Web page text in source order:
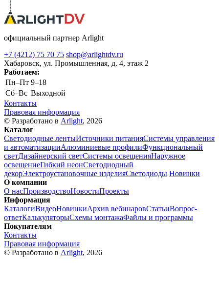
официальный партнер Arlight
+7 (4212) 75 70 75 shop@arlightdv.ru
Хабаровск, ул. Промышленная, д. 4, этаж 2
Работаем:
Пн–Пт 9–18
Cб–Вс Выходной
Контакты
Правовая информация
© Разработано в Arlight, 2026
Каталог
Светодиодные лентыИсточники питанияСистемы управления
и автоматизацииАлюминиевые профилиФункциональный
светДизайнерский светСистемы освещенияНаружное
освещениеГибкий неонСветодиодный
декорЭлектроустановочные изделияСветодиоды Новинки
О компании
О насПроизводствоНовостиПроекты
Информация
КаталогиВидеоНовинкиАрхив вебинаровСтатьиВопрос-
ответКалькуляторыСхемы монтажаФайлы и программы
Покупателям
Контакты
Правовая информация
© Разработано в Arlight, 2026